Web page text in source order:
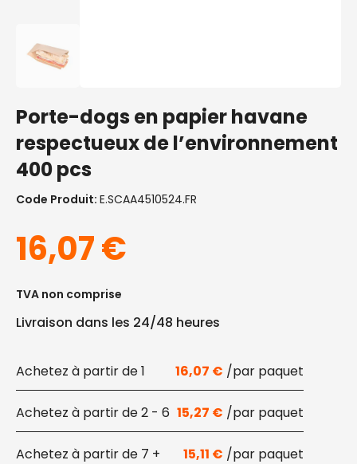
Porte-dogs en papier havane
respectueux de l’environnement
400 pcs
Code Produit: E.SCAA4510524.FR
16,07€
TVA non comprise
Livraison dans les 24/48 heures
1 16,07 €
2 - 6 15,27 €
7 + 15,11 €